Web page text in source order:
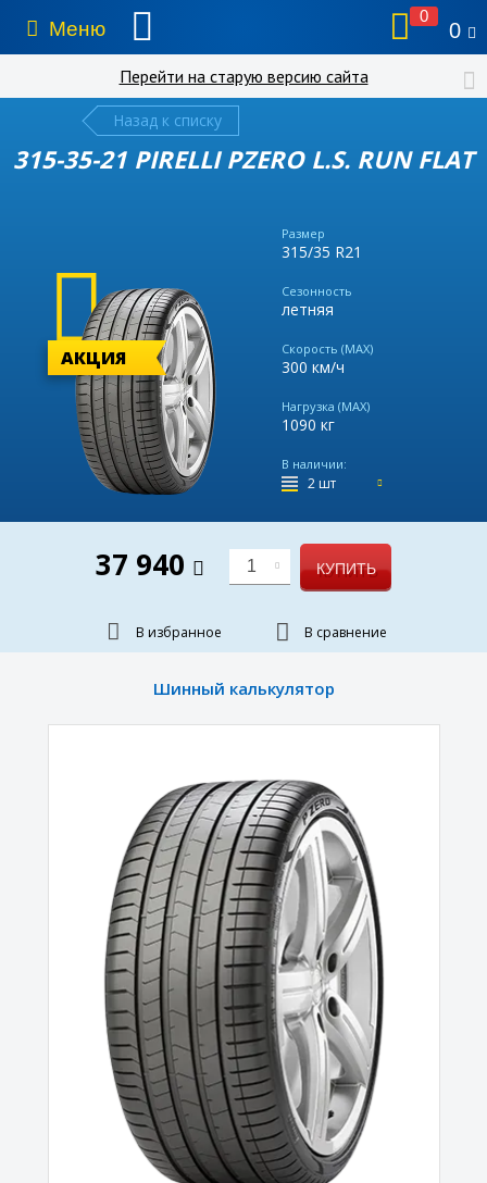
Меню
0
0
Перейти на старую версию сайта
Назад к списку
315-35-21 PIRELLI PZERO L.S. RUN FLAT
Размер
315/35 R21
Сезонность
летняя
Скорость (MAX)
300 км/ч
Нагрузка (MAX)
1090 кг
В наличии:
2 шт
АКЦИЯ
37 940 1 КУПИТЬ
В избранное В сравнение
Шинный калькулятор